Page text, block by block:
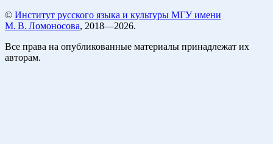
© Институт русского языка и культуры МГУ имени
М. В. Ломоносова, 2018—2026.
Все права на опубликованные материалы принадлежат их
авторам.